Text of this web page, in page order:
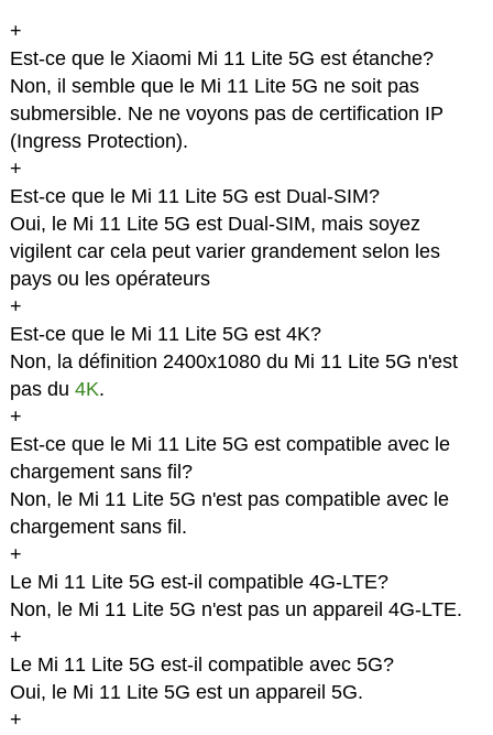
+
Est-ce que le Xiaomi Mi 11 Lite 5G est étanche?
Non, il semble que le Mi 11 Lite 5G ne soit pas
submersible. Ne ne voyons pas de certification IP
(Ingress Protection).
+
Est-ce que le Mi 11 Lite 5G est Dual-SIM?
Oui, le Mi 11 Lite 5G est Dual-SIM, mais soyez
vigilent car cela peut varier grandement selon les
pays ou les opérateurs
+
Est-ce que le Mi 11 Lite 5G est 4K?
Non, la définition 2400x1080 du Mi 11 Lite 5G n'est
pas du 4K.
+
Est-ce que le Mi 11 Lite 5G est compatible avec le
chargement sans fil?
Non, le Mi 11 Lite 5G n'est pas compatible avec le
chargement sans fil.
+
Le Mi 11 Lite 5G est-il compatible 4G-LTE?
Non, le Mi 11 Lite 5G n'est pas un appareil 4G-LTE.
+
Le Mi 11 Lite 5G est-il compatible avec 5G?
Oui, le Mi 11 Lite 5G est un appareil 5G.
+